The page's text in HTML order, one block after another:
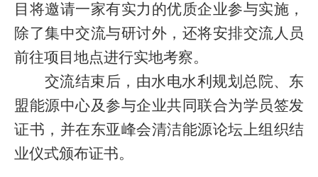
目将邀请一家有实力的优质企业参与实施，
除了集中交流与研讨外，还将安排交流人员
前往项目地点进行实地考察。
交流结束后，由水电水利规划总院、东
盟能源中心及参与企业共同联合为学员签发
证书，并在东亚峰会清洁能源论坛上组织结
业仪式颁布证书。